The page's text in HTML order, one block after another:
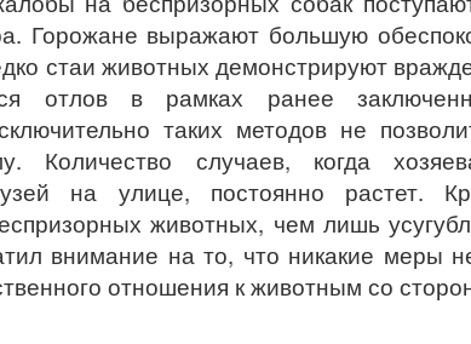
Горожане выражают большую
стаи животных демонстрируют
отлов в рамках ранее
таких методов не
Количество случаев, когда
на улице, постоянно растет.
животных, чем лишь
внимание на то, что никакие меры
отношения к животным со